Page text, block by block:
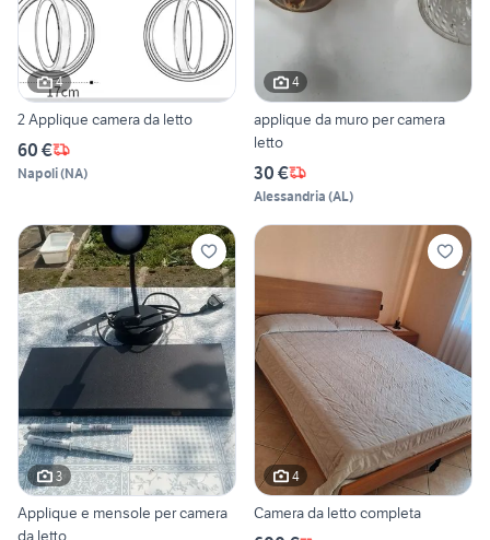
4
2 Applique camera da letto
60 €
Napoli(NA)
4
applique da muro per camera
letto
30 €
Alessandria (AL)
3
Applique e mensole per camera
da letto
4
Camera da letto completa